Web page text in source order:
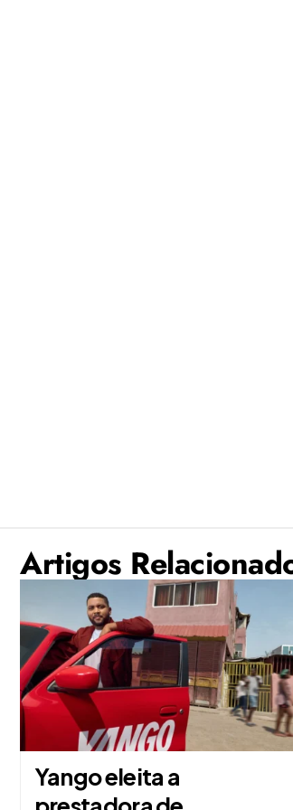
Artigos
Yango eleita a